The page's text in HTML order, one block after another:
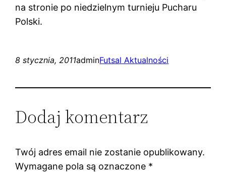
na stronie po niedzielnym turnieju Pucharu
Polski.
8 stycznia, 2011adminFutsal Aktualności
Dodaj komentarz
Twój adres email nie zostanie opublikowany.
Wymagane pola są oznaczone *